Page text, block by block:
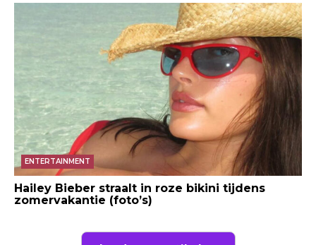
ENTERTAINMENT
Hailey Bieber straalt in roze bikini tijdens
zomervakantie (foto’s)